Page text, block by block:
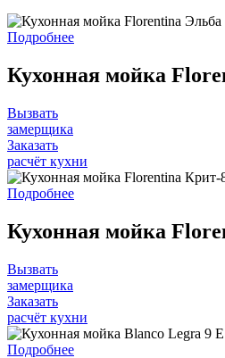
Подробнее
Кухонная мойка
Вызвать
замерщика
Заказать
расчёт кухни
Подробнее
Кухонная мойка
Вызвать
замерщика
Заказать
расчёт кухни
Подробнее